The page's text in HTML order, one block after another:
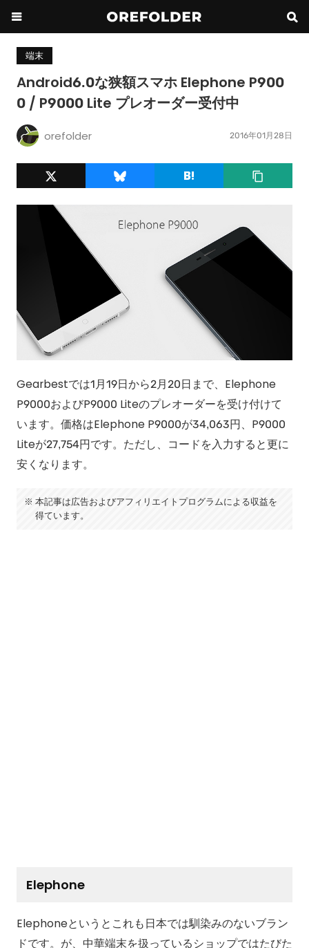
端末
Android6.0な狭額スマホ Elephone P900
0 / P9000 Lite プレオーダー受付中
orefolder 2016年01月28日
Gearbestでは1月19日から2月20日まで、Elephone
P9000およびP9000 Liteのプレオーダーを受け付けて
います。価格はElephone P9000が34,063円、P9000
Liteが27,754円です。ただし、コードを入力すると更に
安くなります。
本記事は広告およびアフィリエイトプログラムによる収益を
得ています。
Elephone
Elephoneというとこれも日本では馴染みのないブラン
ドです。が、中華端末を扱っているショップではたびた